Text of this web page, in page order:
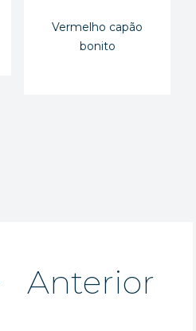
Vermelho capão
bonito
Anterior